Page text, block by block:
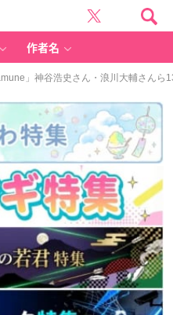
作者名
」神谷浩史さん・浪川大輔さんら